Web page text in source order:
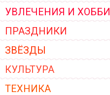
УВЛЕЧЕНИЯ И ХОББИ
ПРАЗДНИКИ
ЗВЁЗДЫ
КУЛЬТУРА
ТЕХНИКА